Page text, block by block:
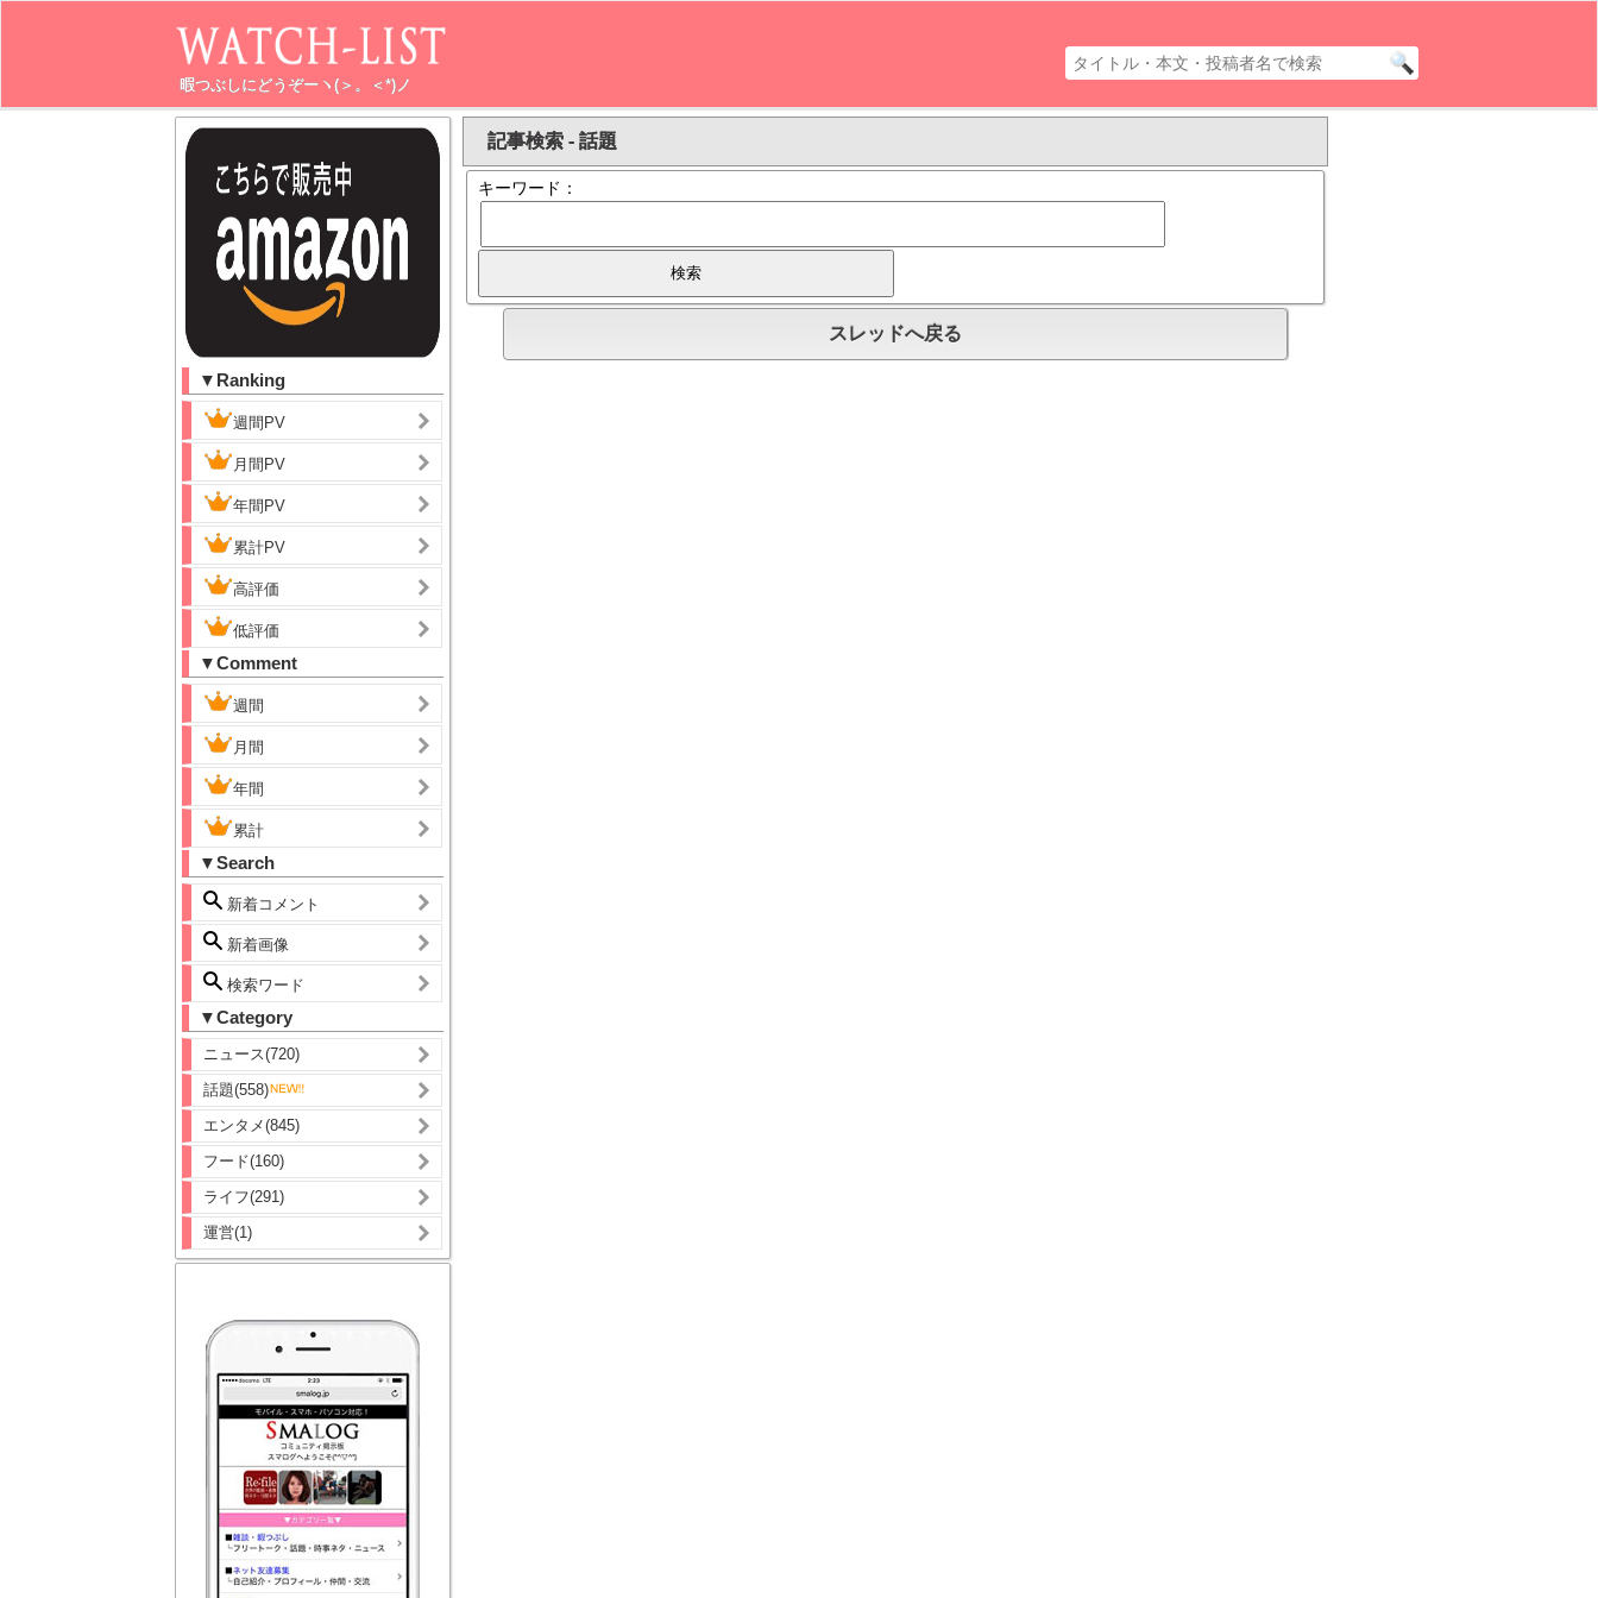
暇つぶしにどうぞーヽ(＞。＜*)ノ
▼Ranking
週間PV
月間PV
年間PV
累計PV
高評価
低評価
▼Comment
週間
月間
年間
累計
▼Search
新着コメント
新着画像
検索ワード
▼Category
ニュース(720)
話題(558)
エンタメ(845)
フード(160)
ライフ(291)
運営(1)
記事検索 - 話題
キーワード：
スレッドへ戻る